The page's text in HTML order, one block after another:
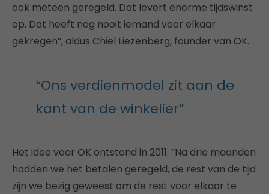
ook meteen geregeld. Dat levert enorme tijdswinst
op. Dat heeft nog nooit iemand voor elkaar
gekregen”, aldus Chiel Liezenberg, founder van OK.
“Ons verdienmodel zit aan de
kant van de winkelier”
Het idee voor OK ontstond in 2011. “Na drie maanden
hadden we het betalen geregeld, de rest van de tijd
zijn we bezig geweest om de rest voor elkaar te